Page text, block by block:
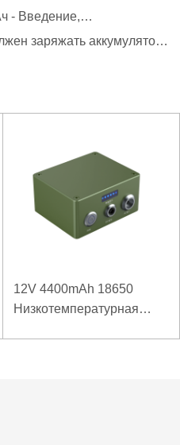
- Введение,
заряжать аккумулятор
12V 4400mAh 18650
Низкотемпературная